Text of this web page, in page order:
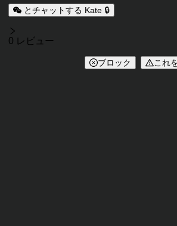
とチャットする Kate 🔒
レビュー
0 レビュー
ブロック これ